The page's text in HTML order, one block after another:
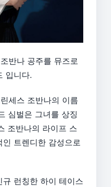
반나 공주를 뮤즈로
입니다.
세스 조반나의 이름
심벌은 그녀를 상징
조반나의 라이프 스
트렌디한 감성으로
런칭한 하이 테이스